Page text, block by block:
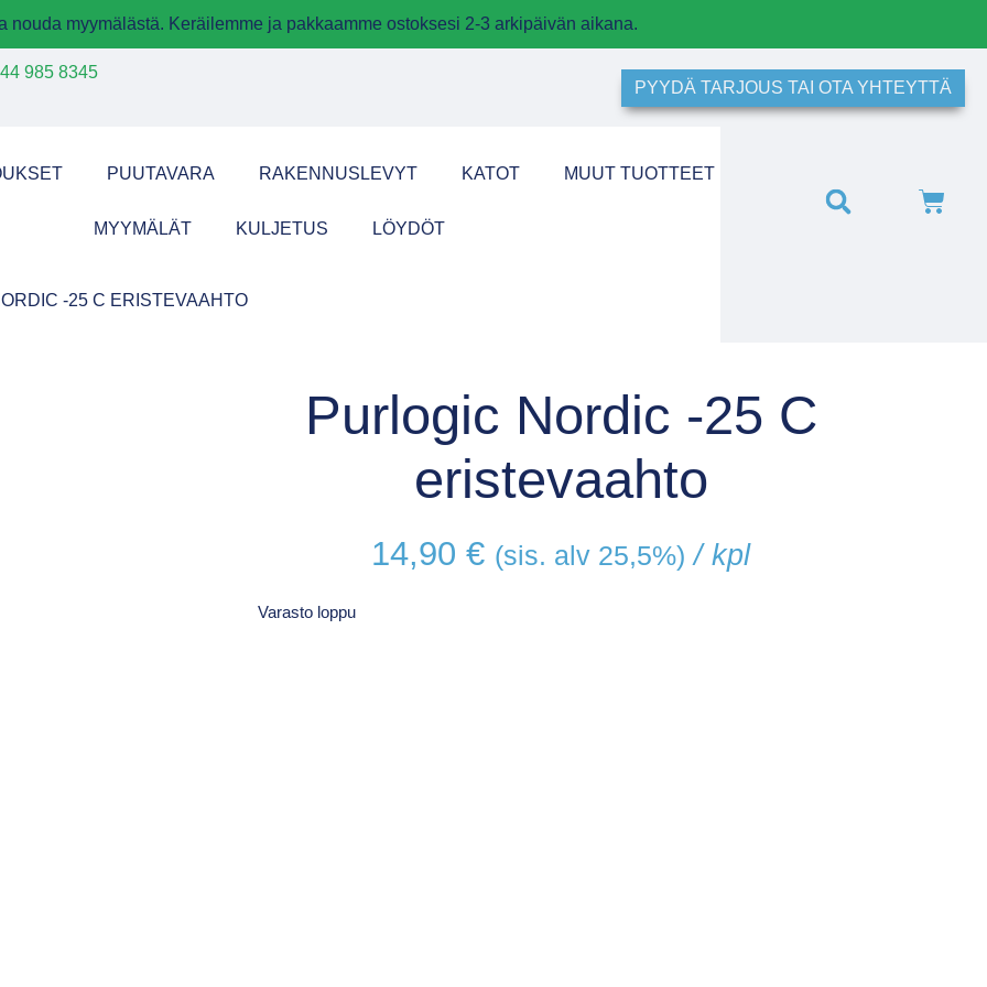
nouda myymälästä. Keräilemme ja pakkaamme ostoksesi 2-3 arkipäivän aikana.
985 8345
PYYDÄ TARJOUS TAI OTA YHTEYTTÄ
PUUTAVARA RAKENNUSLEVYT KATOT MUUT TUOTTEET
MYYMÄLÄT KULJETUS LÖYDÖT
-25 C ERISTEVAAHTO
Purlogic Nordic -25 C
eristevaahto
14,90 € (sis. alv 25,5%) / kpl
Varasto loppu